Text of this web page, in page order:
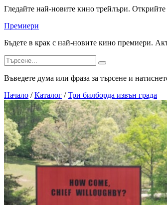
Гледайте най-новите кино трейлъри.
Премиери
Бъдете в крак с най-новите кино премиери.
Въведете дума или фраза за търсене и
Начало / Каталог / Три билборда извън града